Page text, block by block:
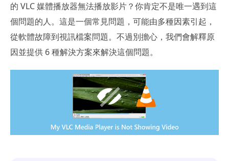
的 VLC 媒體播放器無法播放影片？你肯定不是唯一遇到這
個問題的人。這是一個常見問題，可能由多種因素引起，
從軟體故障到視訊檔案問題。不過別擔心，我們會解釋原
因並提供 6 種解決方案來解決這個問題。